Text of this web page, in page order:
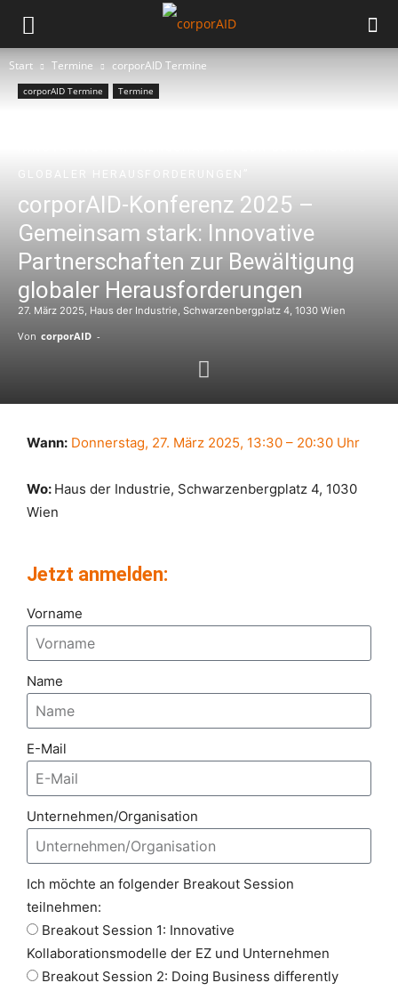
Start Termine corporAID Termine
corporAID Termine Termine
corporAID-Konferenz 2025 –
Gemeinsam stark: Innovative
Partnerschaften zur Bewältigung
globaler Herausforderungen
27. März 2025, Haus der Industrie, Schwarzenbergplatz 4, 1030 Wien
Von corporAID -
Wann: Donnerstag, 27. März 2025, 13:30 – 20:30 Uhr
Wo: Haus der Industrie, Schwarzenbergplatz 4, 1030
Wien
Jetzt anmelden:
Vorname
Name
E-Mail
Unternehmen/Organisation
Ich möchte an folgender Breakout Session
teilnehmen:
Breakout Session 1: Innovative
Kollaborationsmodelle der EZ und Unternehmen
Breakout Session 2: Doing Business differently